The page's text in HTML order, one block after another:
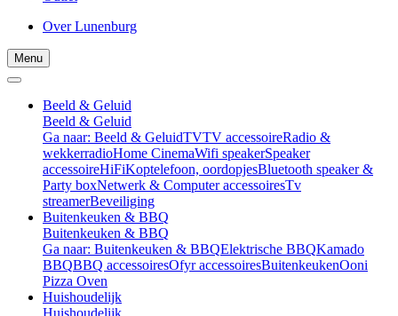
Over Lunenburg
Menu
Beeld & Geluid
Beeld & Geluid
Ga naar: Beeld & GeluidTVTV accessoireRadio &
wekkerradioHome CinemaWifi speakerSpeaker
accessoireHiFiKoptelefoon, oordopjesBluetooth speaker &
Party boxNetwerk & Computer accessoiresTv
streamerBeveiliging
Buitenkeuken & BBQ
Buitenkeuken & BBQ
Ga naar: Buitenkeuken & BBQElektrische BBQKamado
BBQBBQ accessoiresOfyr accessoiresBuitenkeukenOoni
Pizza Oven
Huishoudelijk
Huishoudelijk